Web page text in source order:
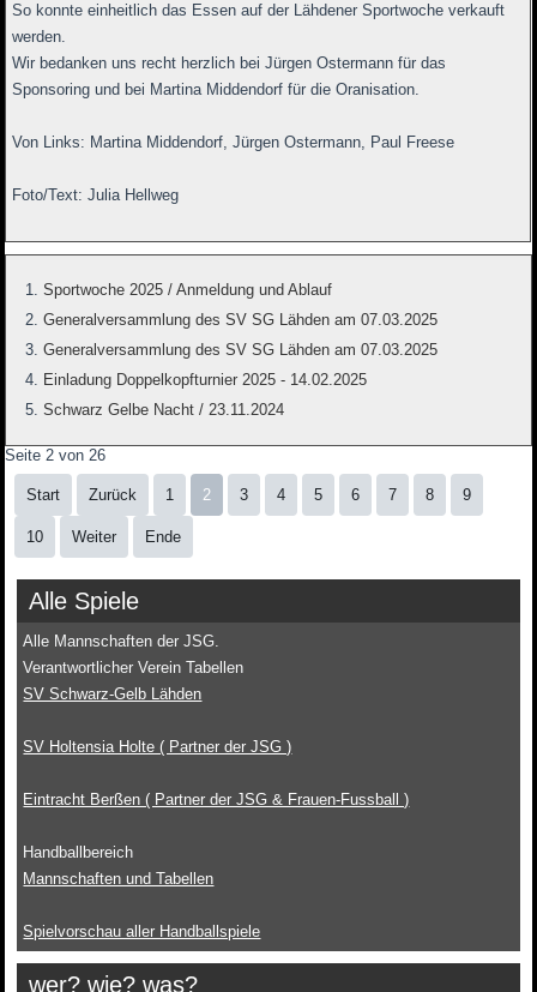
So konnte einheitlich das Essen auf der Lähdener Sportwoche verkauft
werden.
Wir bedanken uns recht herzlich bei Jürgen Ostermann für das
Sponsoring und bei Martina Middendorf für die Oranisation.
Von Links: Martina Middendorf, Jürgen Ostermann, Paul Freese
Foto/Text: Julia Hellweg
Sportwoche 2025 / Anmeldung und Ablauf
Generalversammlung des SV SG Lähden am 07.03.2025
Generalversammlung des SV SG Lähden am 07.03.2025
Einladung Doppelkopfturnier 2025 - 14.02.2025
Schwarz Gelbe Nacht / 23.11.2024
Seite 2 von 26
Start Zurück 1 2 3 4 5 6 7 8 9
10 Weiter Ende
Alle Spiele
Alle Mannschaften der JSG.
Verantwortlicher Verein Tabellen
SV Schwarz-Gelb Lähden
SV Holtensia Holte ( Partner der JSG )
Eintracht Berßen ( Partner der JSG & Frauen-Fussball )
Handballbereich
Mannschaften und Tabellen
Spielvorschau aller Handballspiele
wer? wie? was?